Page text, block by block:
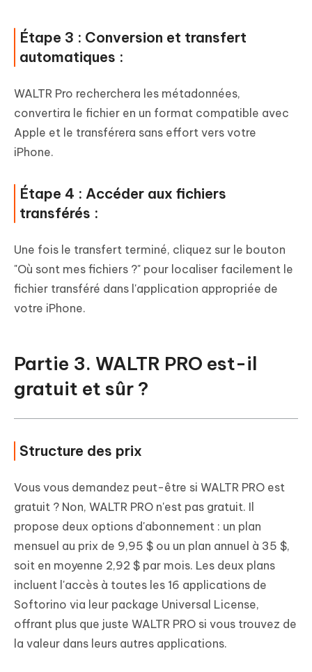
Étape 3 : Conversion et transfert
automatiques :
WALTR Pro recherchera les métadonnées,
convertira le fichier en un format compatible avec
Apple et le transférera sans effort vers votre
iPhone.
Étape 4 : Accéder aux fichiers
transférés :
Une fois le transfert terminé, cliquez sur le bouton
"Où sont mes fichiers ?" pour localiser facilement le
fichier transféré dans l'application appropriée de
votre iPhone.
Partie 3. WALTR PRO est-il
gratuit et sûr ?
Structure des prix
Vous vous demandez peut-être si WALTR PRO est
gratuit ? Non, WALTR PRO n'est pas gratuit. Il
propose deux options d'abonnement : un plan
mensuel au prix de 9,95 $ ou un plan annuel à 35 $,
soit en moyenne 2,92 $ par mois. Les deux plans
incluent l'accès à toutes les 16 applications de
Softorino via leur package Universal License,
offrant plus que juste WALTR PRO si vous trouvez de
la valeur dans leurs autres applications.